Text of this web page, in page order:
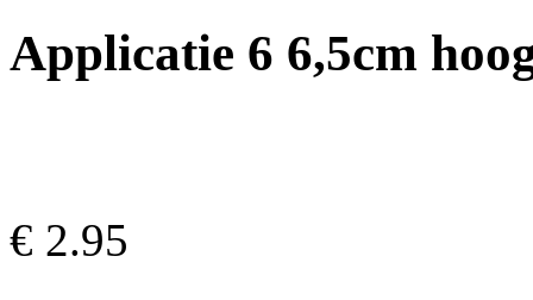
Applicatie 6 6,5cm
€ 2.95